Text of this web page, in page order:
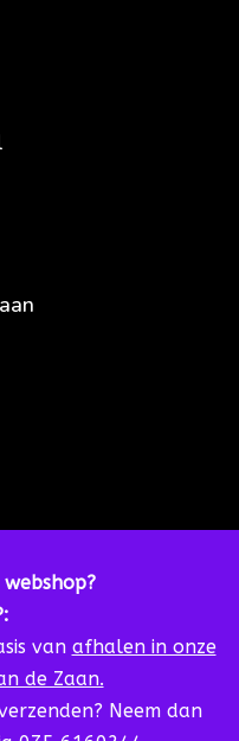
van afhalen in onze
de Zaan.
Neem dan